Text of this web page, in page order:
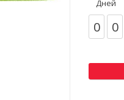
Дней
0 0